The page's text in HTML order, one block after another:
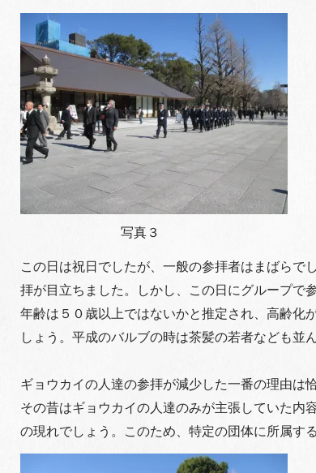
写真３
この日は祝日でしたが、一般の参拝者はまばらで
拝が目立ちました。しかし、この日にグループで
年齢は５０歳以上ではないかと推定され、高齢化
しょう。平成のバルブの時は茶髪の若者なども並
ギョウカイの人達の参拝が減少した一番の理由は
その昔はギョウカイの人達のみが主張していた内
の現れでしょう。このため、特定の団体に所属す